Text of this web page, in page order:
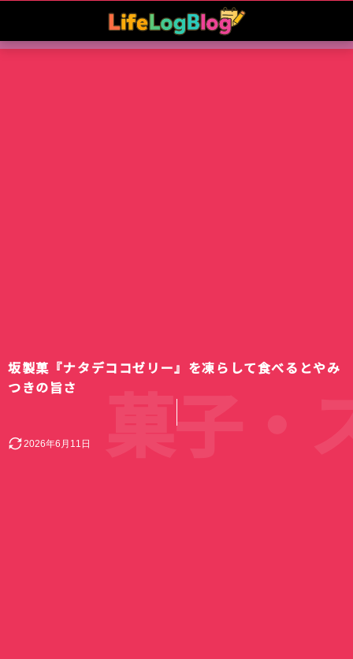
坂製菓『ナタデココゼリー』を凍らして食べるとやみ
つきの旨さ
2026年6月11日菓子・